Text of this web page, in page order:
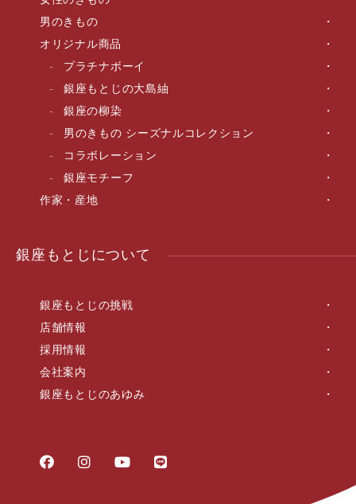
男のきもの
オリジナル商品
プラチナボーイ
銀座もとじの大島紬
銀座の柳染
男のきもの シーズナルコレクション
コラボレーション
銀座モチーフ
作家・産地
銀座もとじについて
銀座もとじの挑戦
店舗情報
採用情報
会社案内
銀座もとじのあゆみ